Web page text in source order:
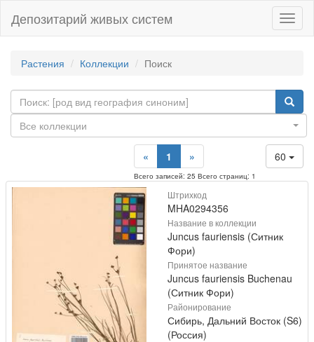
Депозитарий живых систем
Растения Коллекции Поиск
Все коллекции
60
« 1 »
Всего записей: 25 Всего страниц: 1
Штрихкод
MHA0294356
Название в коллекции
Juncus fauriensis (Ситник
Фори)
Принятое название
Juncus fauriensis Buchenau
(Ситник Фори)
Районирование
Сибирь, Дальний Восток (S6)
(Россия)